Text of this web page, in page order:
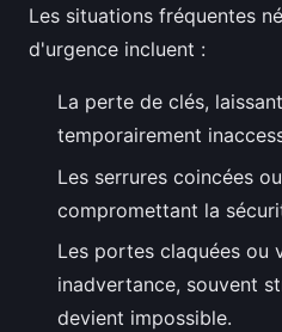
Les situations fréquentes
d'urgence incluent :
La perte de clés,
temporairement
Les serrures coincées
compromettant la
Les portes claquées ou
inadvertance, souvent
devient impossible.